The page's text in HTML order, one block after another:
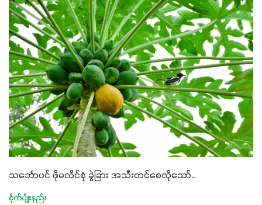
သင်္ဘောပင် ဖိုမလိင်စုံ ခွဲခြား အသီးတင်စေလိုသော်..
စိုက်ပျိုးနည်း